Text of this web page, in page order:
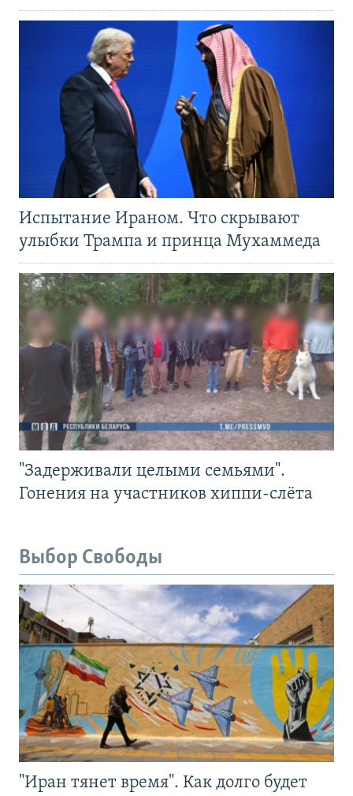
Испытание Ираном. Что скрывают
улыбки Трампа и принца Мухаммеда
"Задерживали целыми семьями".
Гонения на участников хиппи-слёта
Выбор Свободы
"Иран тянет время". Как долго будет